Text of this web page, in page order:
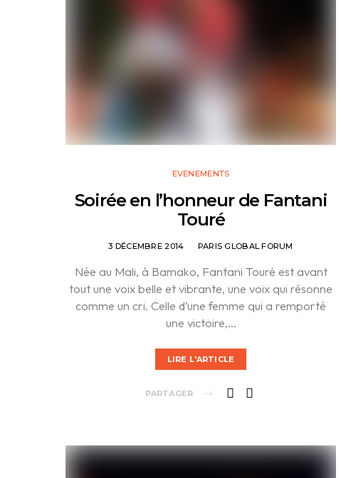
EVENEMENTS
Soirée en l’honneur de Fantani
Touré
3 DÉCEMBRE 2014 PARIS GLOBAL FORUM
Née au Mali, à Bamako, Fantani Touré est avant
tout une voix belle et vibrante, une voix qui résonne
comme un cri. Celle d’une femme qui a remporté
une victoire,…
LIRE L'ARTICLE
PARTAGER